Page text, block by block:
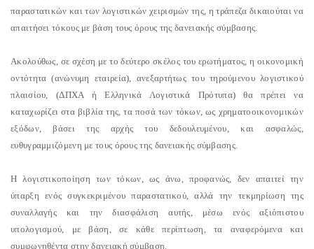
παραστατικών και των λογιστικών χειρισμών της, η τράπεζα δικαιούται να
απαιτήσει τόκους με βάση τους όρους της δανειακής σύμβασης.
Ακολούθως, σε σχέση με το δεύτερο σκέλος του ερωτήματος, η οικονομική
οντότητα (ανώνυμη εταιρεία), ανεξαρτήτως του τηρούμενου λογιστικού
πλαισίου, (ΔΠΧΑ ή Ελληνικά Λογιστικά Πρότυπα) θα πρέπει να
καταχωρίζει στα βιβλία της, τα ποσά των τόκων, ως χρηματοοικονομικών
εξόδων, βάσει της αρχής του δεδουλευμένου, και ασφαλώς,
ευθυγραμμιζόμενη με τους όρους της δανειακής σύμβασης.
Η λογιστικοποίηση των τόκων, ως άνω, προφανώς, δεν απαιτεί την
ύπαρξη ενός συγκεκριμένου παραστατικού, αλλά την τεκμηρίωση της
συναλλαγής και την διασφάλιση αυτής, μέσω ενός αξιόπιστου
υπολογισμού, με βάση, σε κάθε περίπτωση, τα αναφερόμενα και
συμφωνηθέντα στην δανειακή σύμβαση.